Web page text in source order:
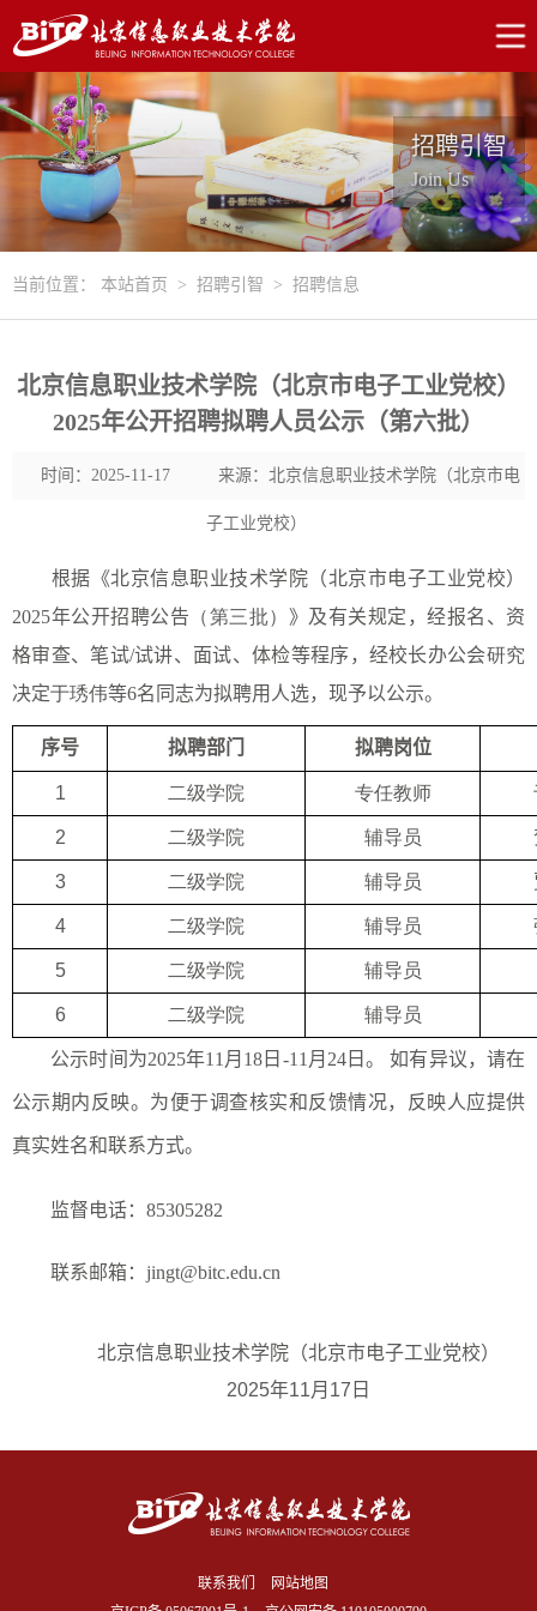
招聘引智
Join Us
当前位置： 本站首页 > 招聘引智 > 招聘信息
北京信息职业技术学院（北京市电子工业党校）
2025年公开招聘拟聘人员公示（第六批）
时间：2025-11-17 来源：北京信息职业技术学院（北京市电
子工业党校）
根据《北京信息职业技术学院（北京市电子工业党校）
2025年公开招聘公告 （第三批） 》及有关规定，经报名、资
格审查、笔试/试讲、面试、体检等程序，经校长办公会研究
决定于琇伟等6名同志为拟聘用人选，现予以公示。
序号 拟聘部门 拟聘岗位
1 二级学院 专任教师
2 二级学院 辅导员
3 二级学院 辅导员
4 二级学院 辅导员
5 二级学院 辅导员
6 二级学院 辅导员
公示时间为2025年11 月 18 日 -11 月 24日。 如有异议，请在
公示期内反映。为便于调查核实和反馈情况，反映人应提供
真实姓名和联系方式。
监督电话： 85305282
联系邮箱： jingt@bitc.edu.cn
北京信息职业技术学院（北京市电子工业党校）
2025年11月17 日
联系我们
网站地图